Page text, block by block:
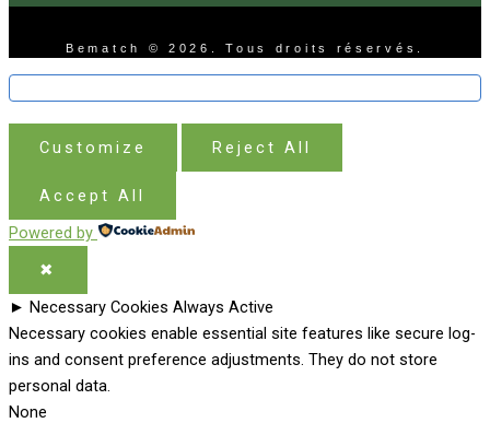
Bematch © 2026. Tous droits réservés.
Customize Reject All
Accept All
Powered by
✖
► Necessary Cookies Always Active
Necessary cookies enable essential site features like secure log-
ins and consent preference adjustments. They do not store
personal data.
None